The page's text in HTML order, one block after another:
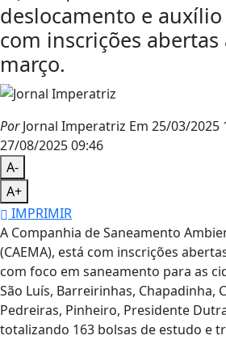
deslocamento e
com inscrições abertas
março.
PorJornal Imperatriz Em 25/03/2025
27/08/2025 09:46
A-
A+
IMPRIMIR
A Companhia de Saneamento
(CAEMA), está com inscrições
com foco em saneamento para as
São Luís, Barreirinhas, Chapadinha,
Pedreiras, Pinheiro, Presidente
totalizando 163 bolsas de estudo e